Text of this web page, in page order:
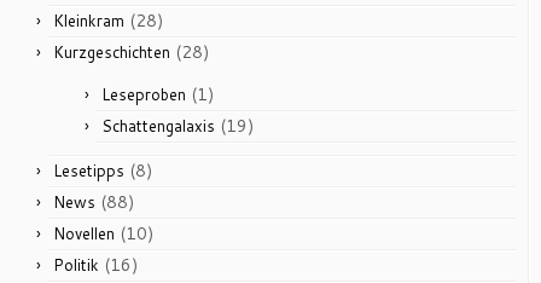
Kleinkram (28)
Kurzgeschichten (28)
Leseproben (1)
Schattengalaxis (19)
Lesetipps (8)
News (88)
Novellen (10)
Politik (16)